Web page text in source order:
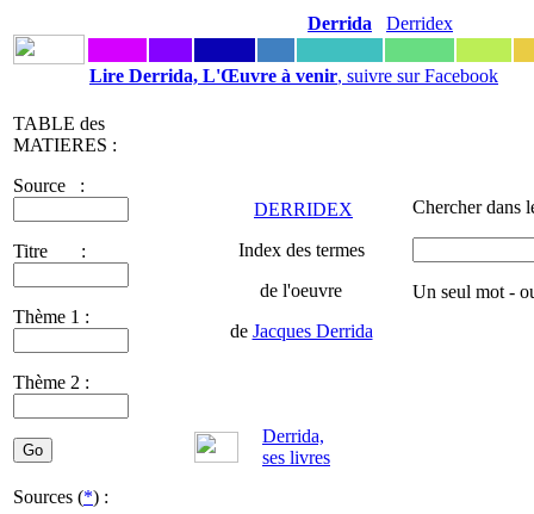
Derrida Derridex
Lire Derrida, L'Œuvre à venir, suivre sur Facebook
TABLE des
MATIERES :
Source :
Titre :
Thème 1 :
Thème 2 :
DERRIDEX
Index des termes
de l'oeuvre
de Jacques Derrida
Chercher dans
Un seul mot -
Derrida,
ses livres
Sources (*) :